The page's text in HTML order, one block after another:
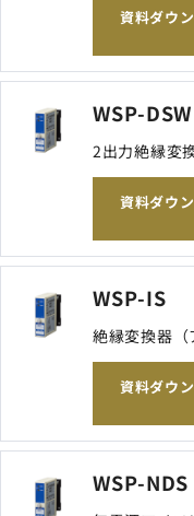
資料ダウ
WSP-DSW
2出力絶縁変
資料ダウ
WSP-IS
絶縁変換器（
資料ダウ
WSP-NDS